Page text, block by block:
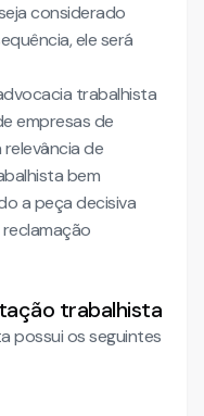
considerado
ele será
trabalhista
empresas de
de
bem
a peça decisiva
trabalhista
possui os seguintes